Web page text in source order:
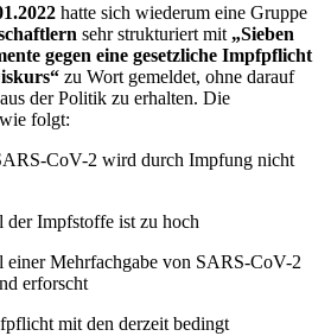
hatte sich wiederum eine Gruppe
sehr strukturiert mit „Sieben
gegen eine gesetzliche Impfpflicht
zu Wort gemeldet, ohne darauf
der Politik zu erhalten. Die
folgt:
CoV-2 wird durch Impfung nicht
Impfstoffe ist zu hoch
Mehrfachgabe von SARS-CoV-2
erforscht
mit den derzeit bedingt